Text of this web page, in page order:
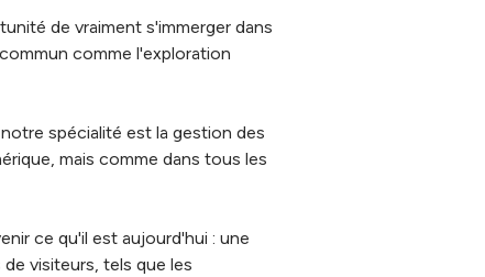
de vraiment s'immerger dans
comme l'exploration
spécialité est la gestion des
mais comme dans tous les
ce qu'il est aujourd'hui : une
visiteurs, tels que les